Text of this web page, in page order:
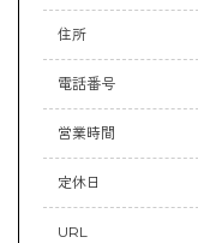
住所
電話番号
営業時間
定休日
URL